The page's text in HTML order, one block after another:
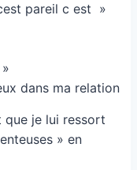
pareil c est »
dans ma relation
que je lui ressort
» en